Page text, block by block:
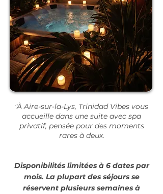
"À Aire-sur-la-Lys, Trinidad Vibes vous
accueille dans une suite avec spa
privatif, pensée pour des moments
rares à deux.​
Disponibilités limitées à 6 dates par
mois. La plupart des séjours se
réservent plusieurs semaines à